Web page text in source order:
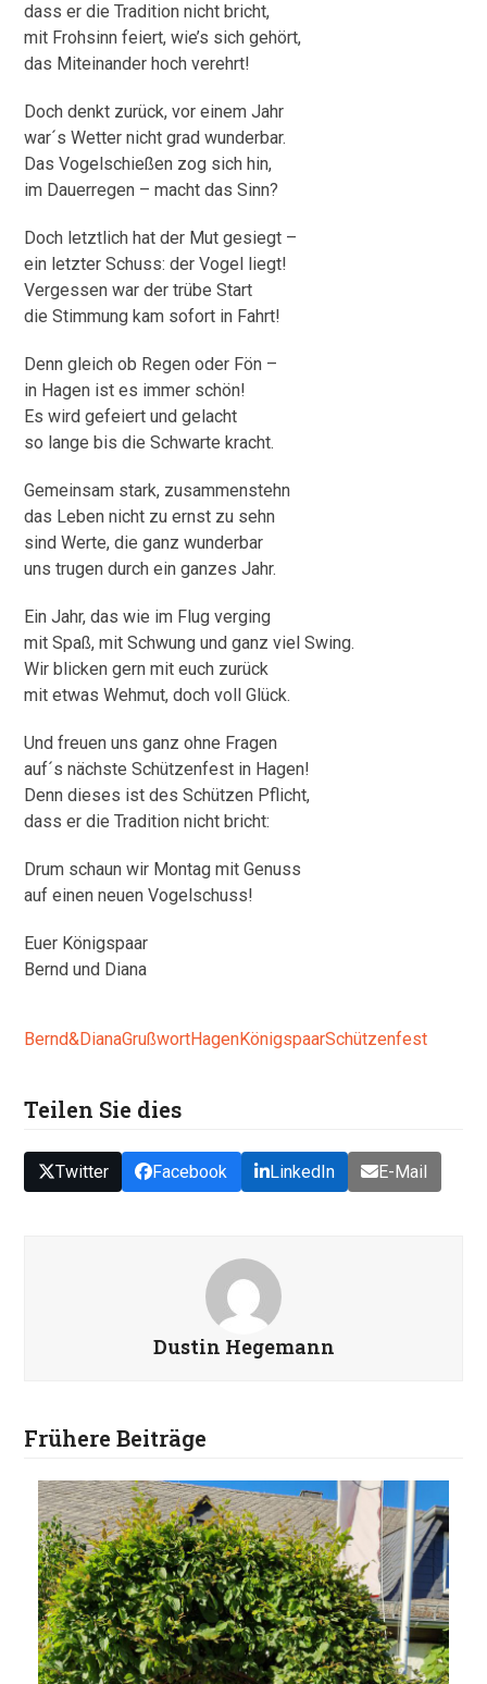
dass er die Tradition nicht bricht,
mit Frohsinn feiert, wie’s sich gehört,
das Miteinander hoch verehrt!
Doch denkt zurück, vor einem Jahr
war´s Wetter nicht grad wunderbar.
Das Vogelschießen zog sich hin,
im Dauerregen – macht das Sinn?
Doch letztlich hat der Mut gesiegt –
ein letzter Schuss: der Vogel liegt!
Vergessen war der trübe Start
die Stimmung kam sofort in Fahrt!
Denn gleich ob Regen oder Fön –
in Hagen ist es immer schön!
Es wird gefeiert und gelacht
so lange bis die Schwarte kracht.
Gemeinsam stark, zusammenstehn
das Leben nicht zu ernst zu sehn
sind Werte, die ganz wunderbar
uns trugen durch ein ganzes Jahr.
Ein Jahr, das wie im Flug verging
mit Spaß, mit Schwung und ganz viel Swing.
Wir blicken gern mit euch zurück
mit etwas Wehmut, doch voll Glück.
Und freuen uns ganz ohne Fragen
auf´s nächste Schützenfest in Hagen!
Denn dieses ist des Schützen Pflicht,
dass er die Tradition nicht bricht:
Drum schaun wir Montag mit Genuss
auf einen neuen Vogelschuss!
Euer Königspaar
Bernd und Diana
Bernd&DianaGrußwortHagenKönigspaarSchützenfest
Teilen Sie dies
Twitter Facebook LinkedIn E-Mail
Dustin Hegemann
Frühere Beiträge